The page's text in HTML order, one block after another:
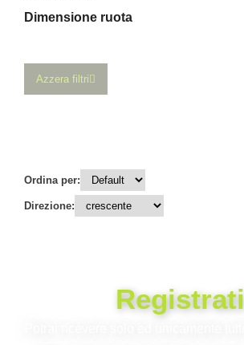
Dimensione ruota
Azzera filtri
Ordina per:
Direzione:
Registrati